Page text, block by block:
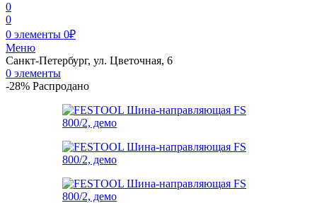
0
0
0 элементы 0₽
Меню
Санкт-Петербург, ул. Цветочная, 6
0 элементы
-28% Распродано